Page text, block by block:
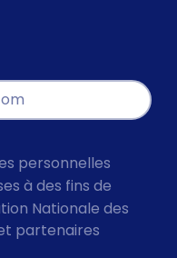
personnelles
à des fins de
Nationale des
partenaires